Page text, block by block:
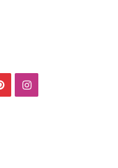
PinterestInstagram